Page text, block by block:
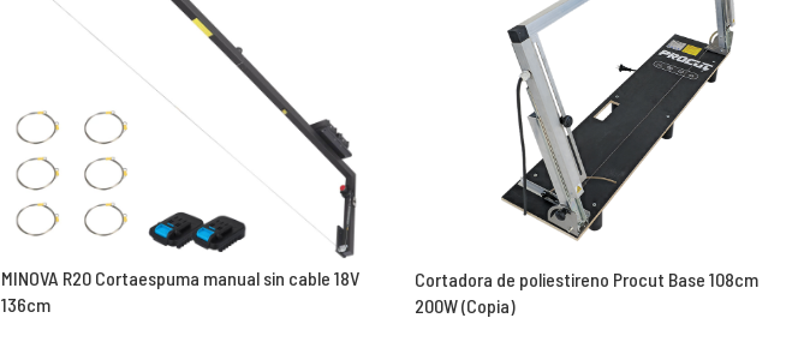
MINOVA R20 Cortaespuma manual sin cable 18V
136cm
Cortadora de poliestireno Procut Base 108cm
200W (Copia)